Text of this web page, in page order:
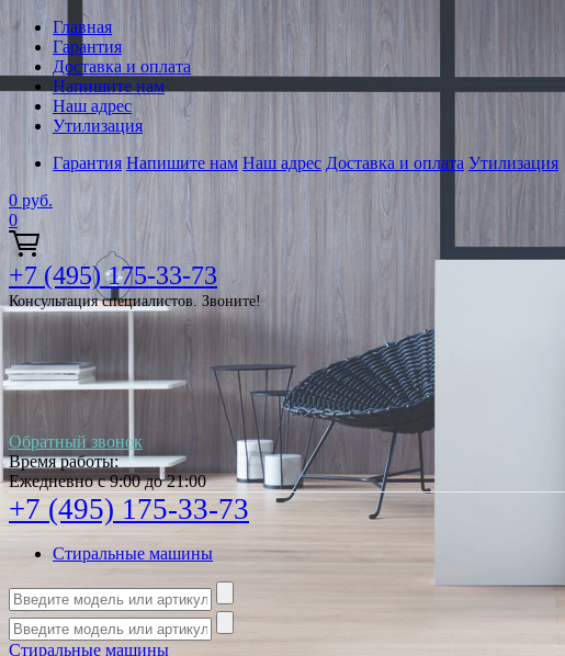
Главная
Гарантия
Доставка и оплата
Напишите нам
Наш адрес
Утилизация
Гарантия Напишите нам Наш адрес Доставка и оплата Утилизация
0 руб.
0
+7 (495) 175-33-73
Консультация специалистов. Звоните!
Обратный звонок
Время работы:
Ежедневно с 9:00 до 21:00
+7 (495) 175-33-73
Стиральные машины
Стиральные машины